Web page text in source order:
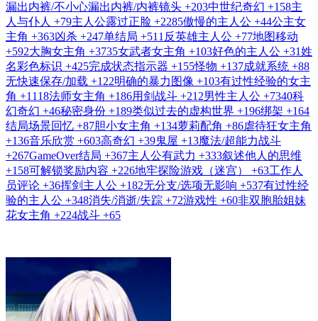
漏出内裤/不小心漏出内裤/内裤镜头 +203中世纪奇幻 +158主
人与仆人 +79主人公露过正脸 +2285傲慢的主人公 +44公主女
主角 +363凶杀 +247单结局 +511 反英雄主人公 +77地图移动
+592大胸女主角 +3735女武者女主角 +103好色的主人公 +31姓
名彩色标识 +425完成状态指示器 +155怪物 +137成就系统 +88
无快速保存/加载 +122明确的暴力图像 +103有过性经验的女主
角 +1118法师女主角 +186用剑战斗 +212男性主人公 +7340科
幻奇幻 +46秘密身份 +189类似过去的虚构世界 +196绑架 +164
结局场景回忆 +87胆小女主角 +134萝莉配角 +86虐待狂女主角
+136音乐欣赏 +603高奇幻 +39鬼屋 +13魔法/超能力战斗
+267GameOver结局 +367主人公有武力 +333叙述他人的思维
+158可解锁奖励内容 +226地牢探险游戏（迷宫） +63工作人
员评论 +36挥剑主人公 +182无分支/选项无影响 +537有过性经
验的主人公 +348消失/消逝/失踪 +72游戏性 +60非双胞胎姐妹
花女主角 +224战斗 +65